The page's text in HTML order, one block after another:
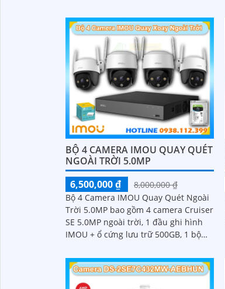
BỘ 4 CAMERA IMOU QUAY QUÉT
NGOÀI TRỜI 5.0MP
6,500,000 ₫
8,000,000 ₫
Bộ 4 Camera IMOU Quay Quét Ngoài
Trời 5.0MP bao gồm 4 camera Cruiser
SE 5.0MP ngoài trời, 1 đầu ghi hình
IMOU + ổ cứng lưu trữ 500GB, 1 bộ
camera